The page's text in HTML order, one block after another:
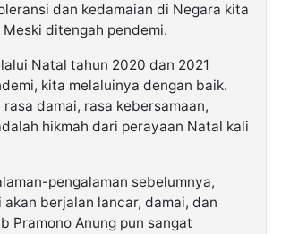
dan kedamaian di Negara kita
ditengah pendemi.
Natal tahun 2020 dan 2021
kita melaluinya dengan baik.
damai, rasa kebersamaan,
hikmah dari perayaan Natal kali
pengalaman sebelumnya,
berjalan lancar, damai, dan
Pramono Anung pun sangat